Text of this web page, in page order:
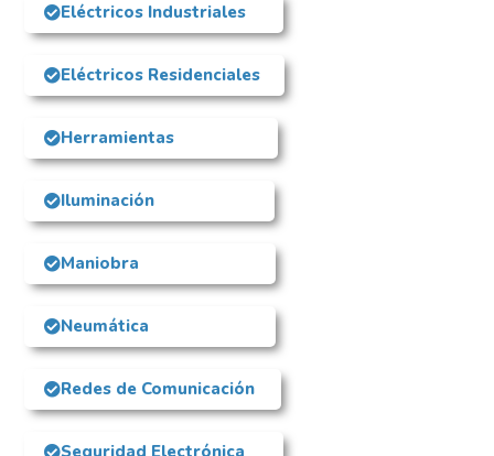
Eléctricos Industriales
Eléctricos Residenciales
Herramientas
Iluminación
Maniobra
Neumática
Redes de Comunicación